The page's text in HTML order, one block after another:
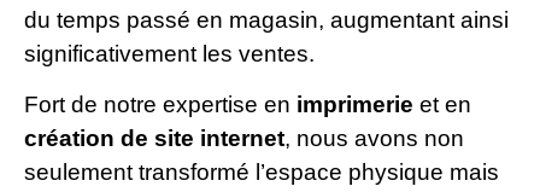
du temps passé en magasin, augmentant ainsi
significativement les ventes.
Fort de notre expertise en imprimerie et en
création de site internet, nous avons non
seulement transformé l’espace physique mais